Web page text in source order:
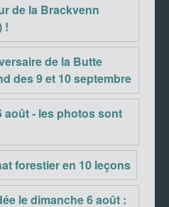
de la Brackvenn
!
de la Butte
des 9 et 10 septembre
août - les photos sont
forestier en 10 leçons
le dimanche 6 août :